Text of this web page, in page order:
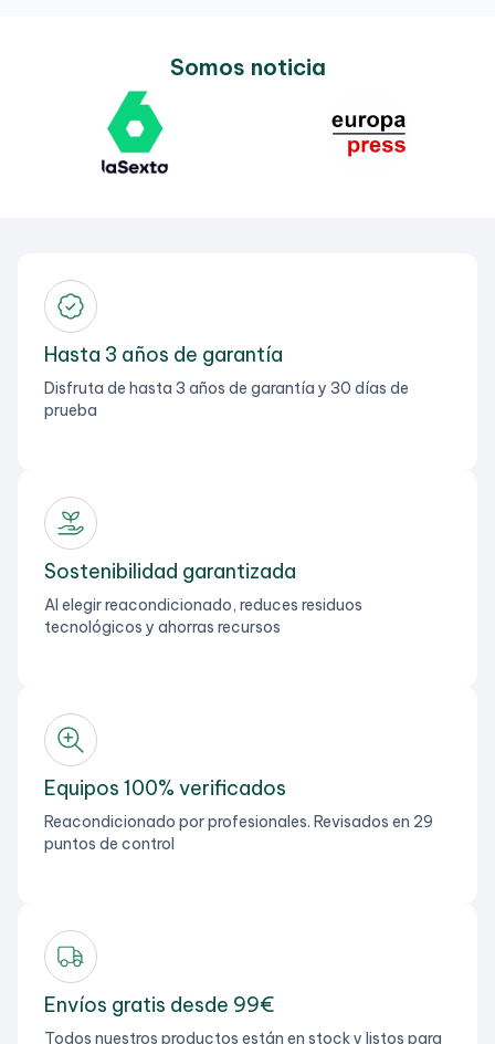
Somos noticia
Hasta 3 años de garantía
Disfruta de hasta 3 años de garantía y 30 días de
prueba
Sostenibilidad garantizada
Al elegir reacondicionado, reduces residuos
tecnológicos y ahorras recursos
Equipos 100% verificados
Reacondicionado por profesionales. Revisados en 29
puntos de control
Envíos gratis desde 99€
Todos nuestros productos están en stock y listos para